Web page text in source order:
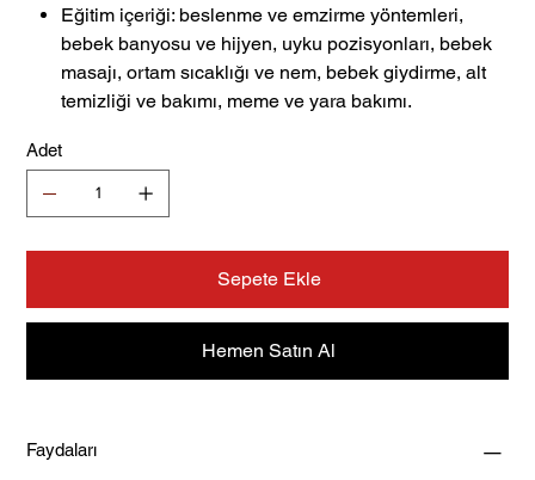
Eğitim içeriği: beslenme ve emzirme yöntemleri,
bebek banyosu ve hijyen, uyku pozisyonları, bebek
masajı, ortam sıcaklığı ve nem, bebek giydirme, alt
temizliği ve bakımı, meme ve yara bakımı.
Adet
Sepete Ekle
Hemen Satın Al
Faydaları